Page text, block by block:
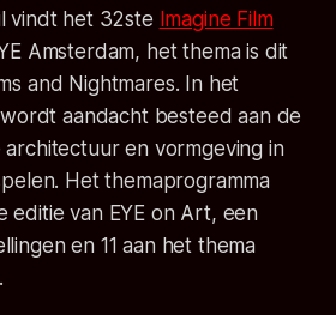
vindt het 32ste Imagine Film
Amsterdam, het thema is dit
and Nightmares. In het
aandacht besteed aan de
en vormgeving in
Het themaprogramma
editie van EYE on Art, een
en 11 aan het thema